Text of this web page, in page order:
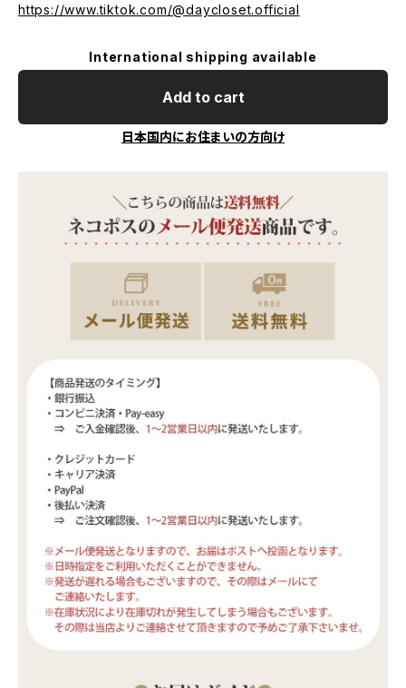
https://www.tiktok.com/@daycloset.official
International shipping available
Add to cart
日本国内にお住まいの方向け